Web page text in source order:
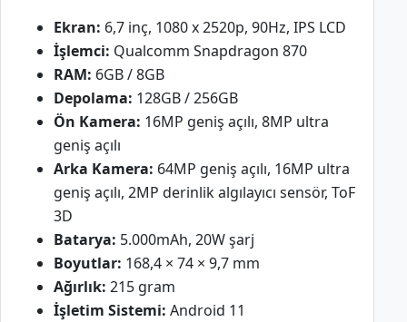
Ekran: 6,7 inç, 1080 x 2520p, 90Hz, IPS LCD
İşlemci: Qualcomm Snapdragon 870
RAM: 6GB / 8GB
Depolama: 128GB / 256GB
Ön Kamera: 16MP geniş açılı, 8MP ultra
geniş açılı
Arka Kamera: 64MP geniş açılı, 16MP ultra
geniş açılı, 2MP derinlik algılayıcı sensör, ToF
3D
Batarya: 5.000mAh, 20W şarj
Boyutlar: 168,4 × 74 × 9,7 mm
Ağırlık: 215 gram
İşletim Sistemi: Android 11